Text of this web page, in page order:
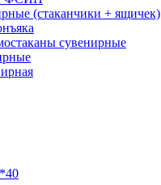
(стаканчики + ящичек)
сувенирные